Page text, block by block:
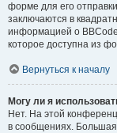
форме для его
заключаются в
информацией о BBCode
которое доступна из
Вернуться к началу
Могу ли я
Нет. На этой
в сообщениях.